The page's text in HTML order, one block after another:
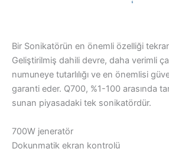
Bir Sonikatörün en önemli özelliği
Geliştirilmiş dahili devre, daha verimli
numuneye tutarlılığı ve en önemlisi
garanti eder. Q700, %1-100 arasında
sunan piyasadaki tek sonikatördür.
700W jeneratör
Dokunmatik ekran kontrolü